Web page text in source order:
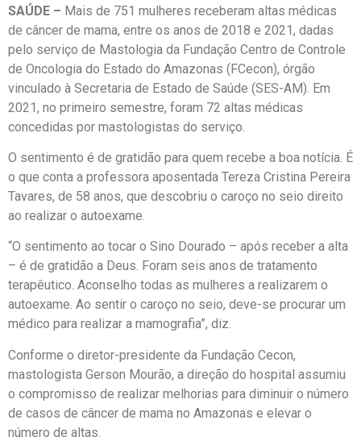
SAÚDE – Mais de 751 mulheres receberam altas médicas
de câncer de mama, entre os anos de 2018 e 2021, dadas
pelo serviço de Mastologia da Fundação Centro de Controle
de Oncologia do Estado do Amazonas (FCecon), órgão
vinculado à Secretaria de Estado de Saúde (SES-AM). Em
2021, no primeiro semestre, foram 72 altas médicas
concedidas por mastologistas do serviço.
O sentimento é de gratidão para quem recebe a boa notícia. É
o que conta a professora aposentada Tereza Cristina Pereira
Tavares, de 58 anos, que descobriu o caroço no seio direito
ao realizar o autoexame.
“O sentimento ao tocar o Sino Dourado – após receber a alta
– é de gratidão a Deus. Foram seis anos de tratamento
terapêutico. Aconselho todas as mulheres a realizarem o
autoexame. Ao sentir o caroço no seio, deve-se procurar um
médico para realizar a mamografia”, diz.
Conforme o diretor-presidente da Fundação Cecon,
mastologista Gerson Mourão, a direção do hospital assumiu
o compromisso de realizar melhorias para diminuir o número
de casos de câncer de mama no Amazonas e elevar o
número de altas.